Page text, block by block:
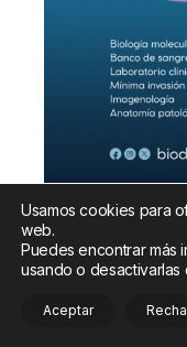
Usamos cookies para
web.
Puedes encontrar más
usando o
Aceptar